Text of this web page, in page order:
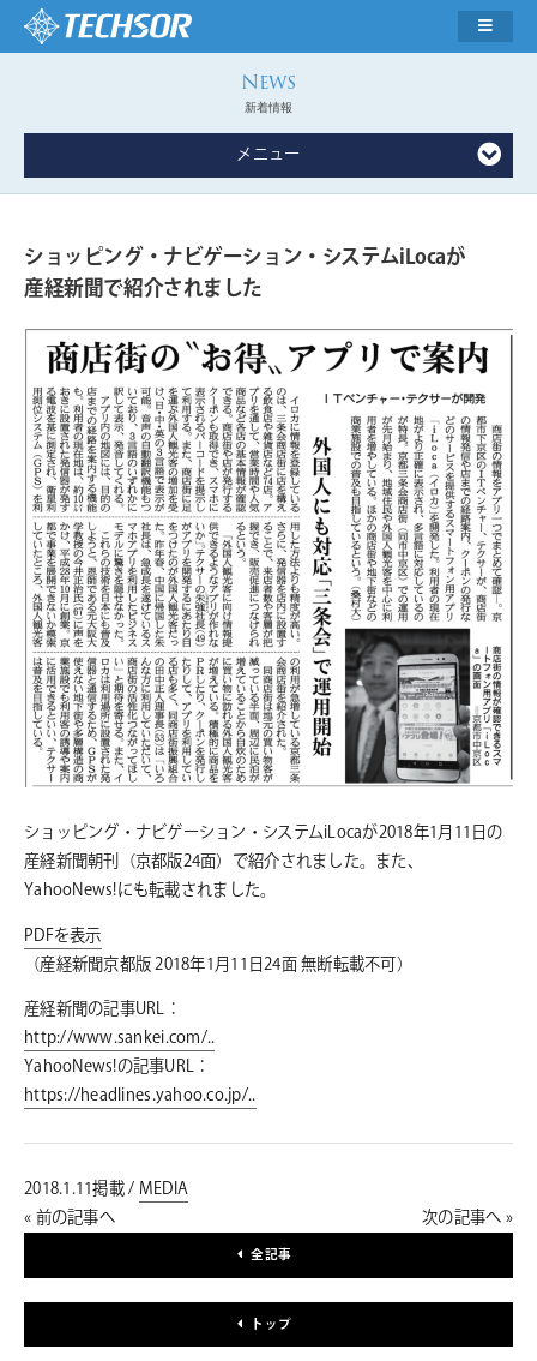
新着情報
メニュー
ショッピング・ナビゲーション・システムiLocaが
産経新聞で紹介されました
ショッピング・ナビゲーション・システムiLocaが2018年1月11日の
産経新聞朝刊（京都版24面）で紹介されました。また、
YahooNews!にも転載されました。
PDFを表示
（産経新聞京都版 2018年1月11日24面 無断転載不可）
産経新聞の記事URL：
http://www.sankei.com/..
YahooNews!の記事URL：
https://headlines.yahoo.co.jp/..
2018.1.11掲載 / MEDIA
« 前の記事へ
次の記事へ »
全記事
トップ